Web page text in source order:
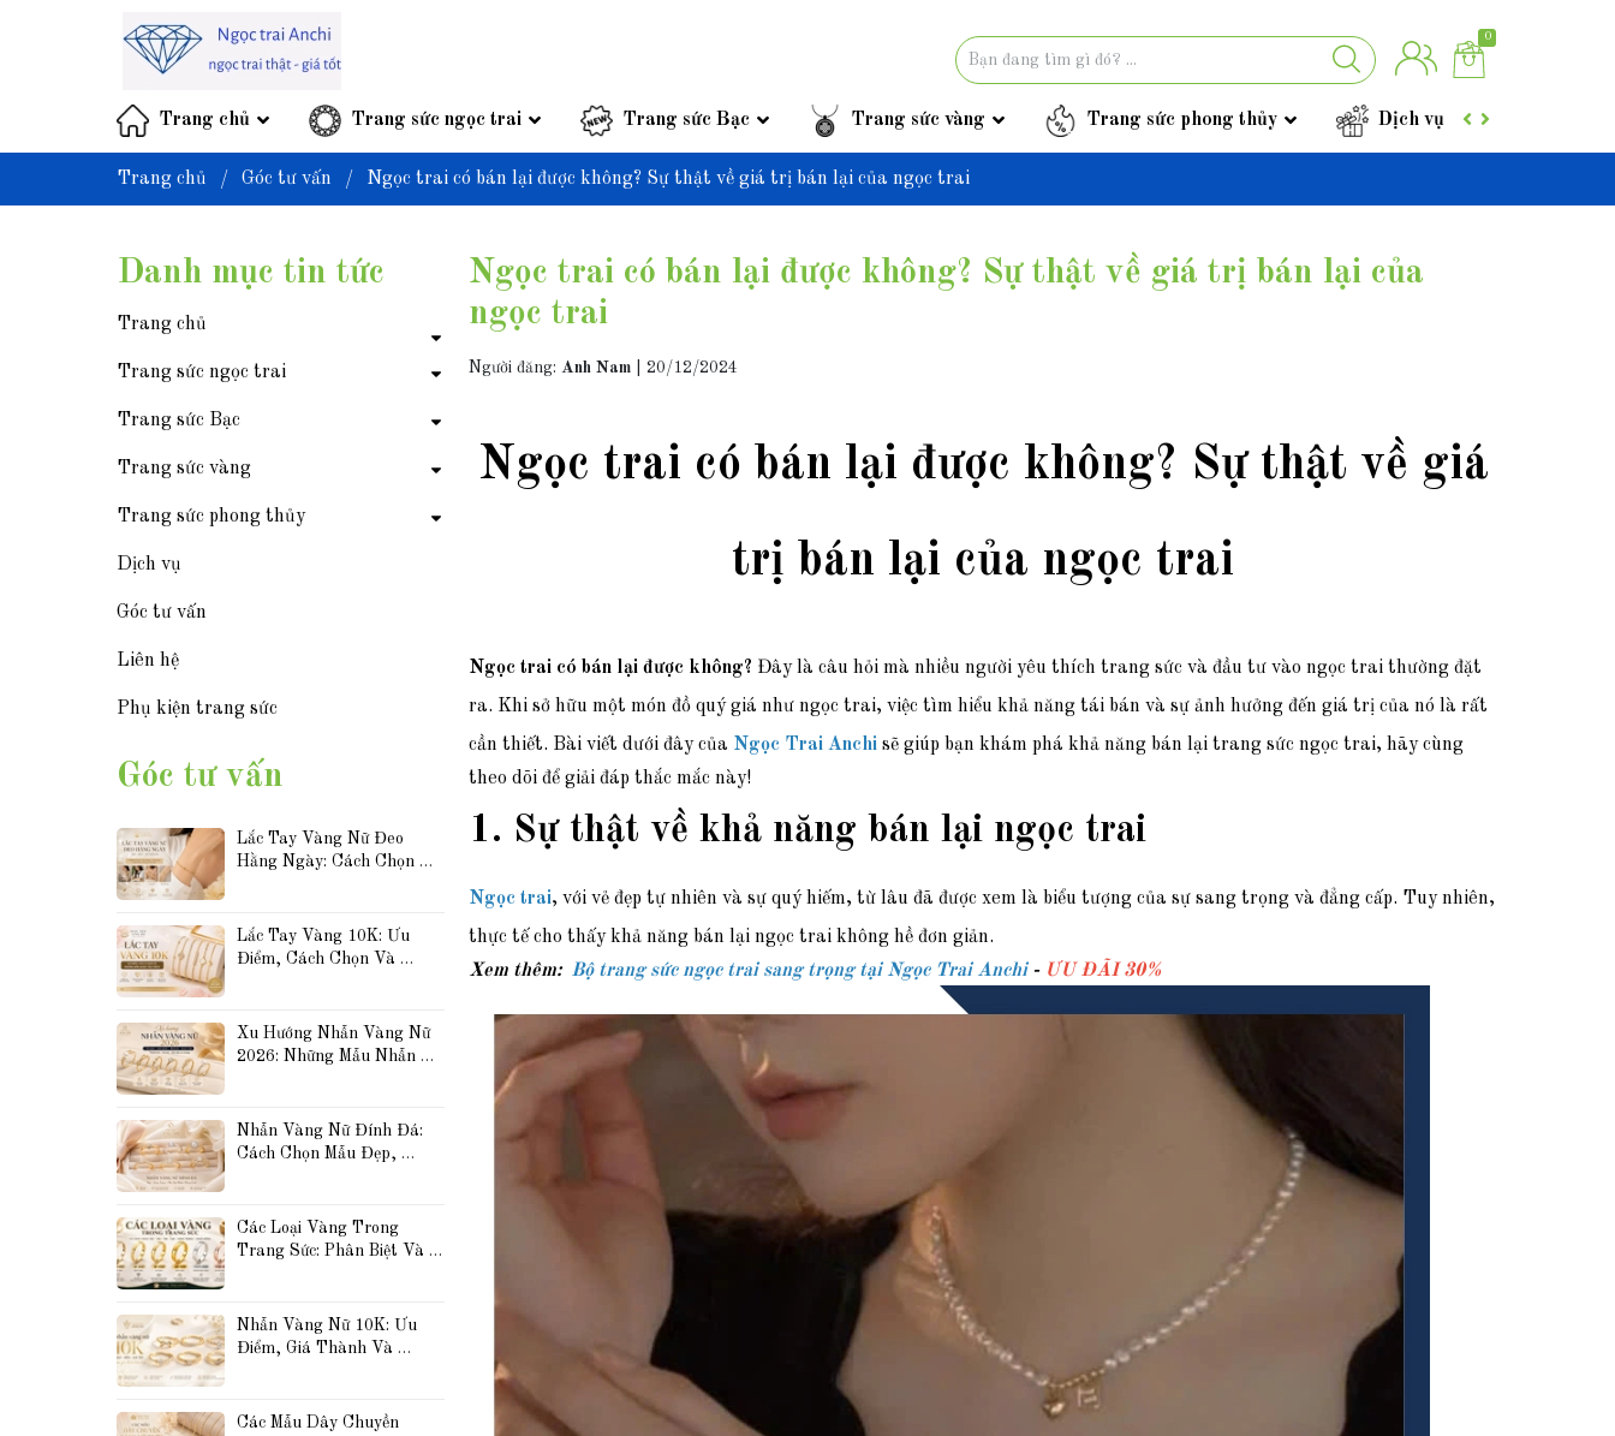
0
Trang chủ Trang sức ngọc trai Trang sức Bạc Trang sức vàng Trang sức phong thủy Dịch vụ
Trang chủ / Góc tư vấn / Ngọc trai có bán lại được không? Sự thật về giá trị bán lại của ngọc trai
Ngọc trai có bán lại được không? Sự thật về giá trị bán lại của
ngọc trai
Người đăng: Anh Nam| 20/12/2024
Ngọc trai có bán lại được không? Sự thật về giá
trị bán lại của ngọc trai
Ngọc trai có bán lại được không? Đây là câu hỏi mà nhiều người yêu thích trang sức và đầu tư vào ngọc trai thường đặt
ra. Khi sở hữu một món đồ quý giá như ngọc trai, việc tìm hiểu khả năng tái bán và sự ảnh hưởng đến giá trị của nó là rất
cần thiết. Bài viết dưới đây của Ngọc Trai Anchi sẽ giúp bạn khám phá khả năng bán lại trang sức ngọc trai, hãy cùng
theo dõi để giải đáp thắc mắc này!
1. Sự thật về khả năng bán lại ngọc trai
Ngọc trai, với vẻ đẹp tự nhiên và sự quý hiếm, từ lâu đã được xem là biểu tượng của sự sang trọng và đẳng cấp. Tuy nhiên,
thực tế cho thấy khả năng bán lại ngọc trai không hề đơn giản.
Xem thêm: Bộ trang sức ngọc trai sang trọng tại Ngọc Trai Anchi- ƯU ĐÃI 30%
Danh mục tin tức
Trang chủ
Trang sức ngọc trai
Trang sức Bạc
Trang sức vàng
Trang sức phong thủy
Dịch vụ
Góc tư vấn
Liên hệ
Phụ kiện trang sức
Góc tư vấn
Lắc Tay Vàng Nữ Đeo
Hằng Ngày: Cách Chọn
Lắc Tay Vàng 10K: Ưu
Điểm, Cách Chọn Và
Xu Hướng Nhẫn Vàng Nữ
2026: Những Mẫu Nhẫn
Nhẫn Vàng Nữ Đính Đá:
Cách Chọn Mẫu Đẹp,
Các Loại Vàng Trong
Trang Sức: Phân Biệt Và
Và Vàng Hồng
Nhẫn Vàng Nữ 10K: Ưu
Điểm, Giá Thành Và
Các Mẫu Dây Chuyền